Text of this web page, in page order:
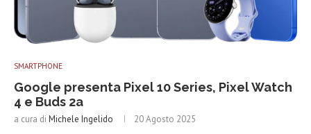
SMARTPHONE
Google presenta Pixel 10 Series, Pixel Watch
4 e Buds 2a
a cura di Michele Ingelido 20 Agosto 2025